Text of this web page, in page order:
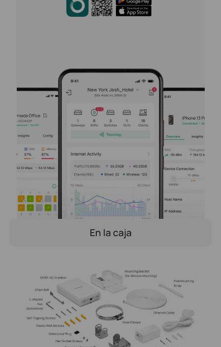
En la caja